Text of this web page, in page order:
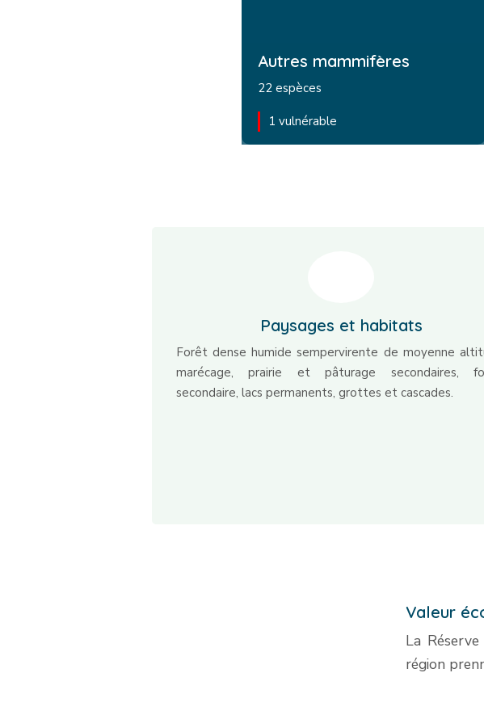
Autres mammifères
22 espèces
1 vulnérable
Paysages et habitats
Forêt dense humide sempervirente de moyenne
marécage, prairie et pâturage secondaires,
secondaire, lacs permanents, grottes et cascades.
Valeur
La
région